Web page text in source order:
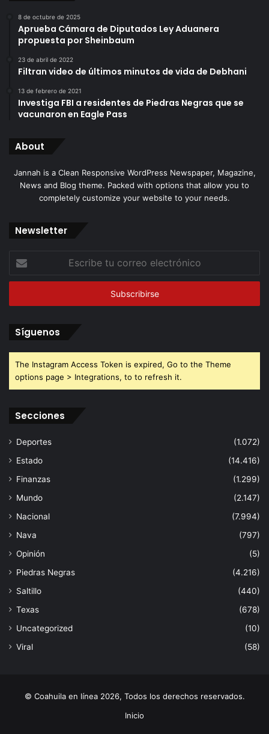
8 de octubre de 2025
Aprueba Cámara de Diputados Ley Aduanera
propuesta por Sheinbaum
23 de abril de 2022
Filtran video de últimos minutos de vida de Debhani
13 de febrero de 2021
Investiga FBI a residentes de Piedras Negras que se
vacunaron en Eagle Pass
About
Jannah is a Clean Responsive WordPress Newspaper, Magazine,
News and Blog theme. Packed with options that allow you to
completely customize your website to your needs.
Newsletter
correo
Síguenos
The Instagram Access Token is expired, Go to the Theme
options page > Integrations, to to refresh it.
Secciones
Deportes
(1.072)
Estado
(14.416)
Finanzas
(1.299)
Mundo
(2.147)
Nacional
(7.994)
Nava
(797)
Opinión
(5)
Piedras Negras
(4.216)
Saltillo
(440)
Texas
(678)
Uncategorized
(10)
Viral
(58)
© Coahuila en línea 2026, Todos los derechos reservados.
Inicio